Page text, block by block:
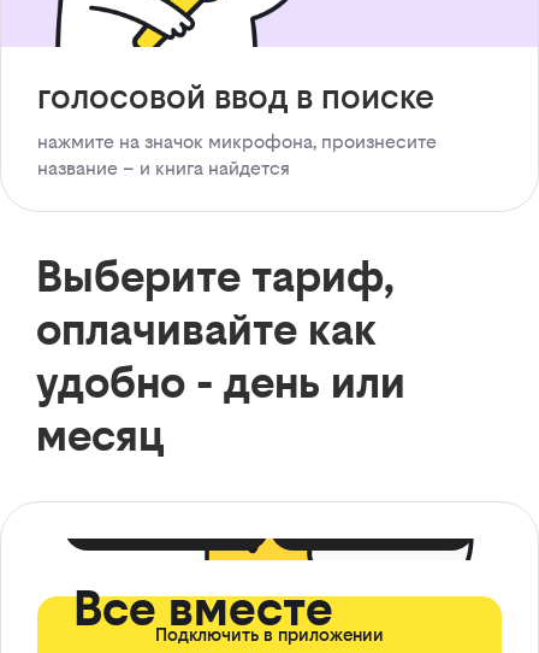
голосовой ввод в поиске
нажмите на значок микрофона, произнесите
название – и книга найдется
Выберите тариф,
оплачивайте как
удобно - день или
месяц
Все вместе
Подключить в приложении